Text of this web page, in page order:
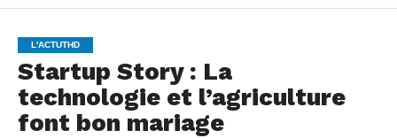
L'ACTUTHD
Startup Story : La
technologie et l’agriculture
font bon mariage